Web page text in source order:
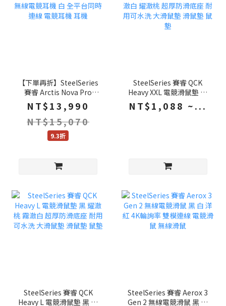
【下單再折】SteelSeries
賽睿 Arctis Nova Pro
Omni 無線電競耳機 白 全
平台同時連線 電競耳機 耳
機
NT$13,990
NT$15,070
9.3折
SteelSeries 賽睿 QCK
Heavy XXL 電競滑鼠墊 黑
霧澈白 耀澈桃 超厚防滑底
座 耐用可水洗 大滑鼠墊 滑
NT$1,088 ~...
SteelSeries 賽睿 QCK
Heavy L 電競滑鼠墊 黑 耀
SteelSeries 賽睿 Aerox 3
Gen 2 無線電競滑鼠 黑 白